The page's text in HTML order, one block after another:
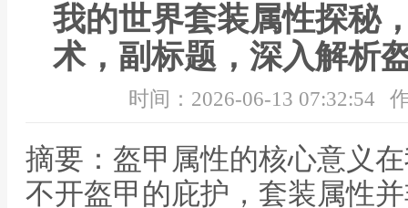
我的世界套装属性探秘
术，副标题，深入解析
时间：2026-06-13 07:32:54
摘要：盔甲属性的核心意义
不开盔甲的庇护，套装属性